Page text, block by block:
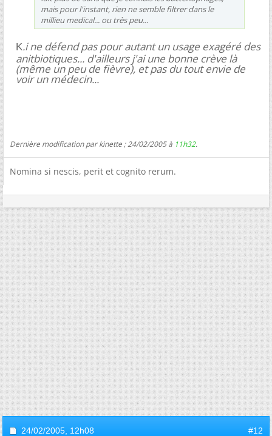
mais pour l'instant, rien ne semble filtrer dans le
millieu medical... ou très peu...
K.i ne défend pas pour autant un usage exagéré des
anitbiotiques... d'ailleurs j'ai une bonne crève là
(même un peu de fièvre), et pas du tout envie de
voir un médecin...
Dernière modification par kinette ; 24/02/2005 à 11h32.
Nomina si nescis, perit et cognito rerum.
24/02/2005, 12h08 #12